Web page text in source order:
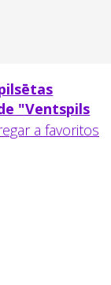
"Ventspils